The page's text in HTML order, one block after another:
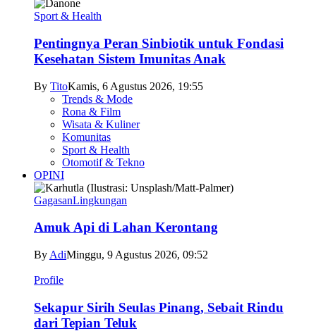
Sport & Health
Pentingnya Peran Sinbiotik untuk Fondasi
Kesehatan Sistem Imunitas Anak
By TitoKamis, 6 Agustus 2026, 19:55
Trends & Mode
Rona & Film
Wisata & Kuliner
Komunitas
Sport & Health
Otomotif & Tekno
OPINI
GagasanLingkungan
Amuk Api di Lahan Kerontang
By AdiMinggu, 9 Agustus 2026, 09:52
Profile
Sekapur Sirih Seulas Pinang, Sebait Rindu
dari Tepian Teluk